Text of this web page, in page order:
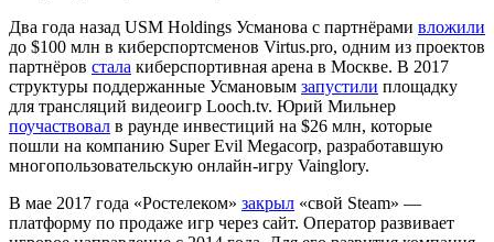
Два года назад USM Holdings Усманова с партнёрами вложили
до $100 млн в киберспортсменов Virtus.pro, одним из проектов
партнёров стала киберспортивная арена в Москве. В 2017
структуры поддержанные Усмановым запустили площадку
для трансляций видеоигр Looch.tv. Юрий Мильнер
поучаствовал в раунде инвестиций на $26 млн, которые
пошли на компанию Super Evil Megacorp, разработавшую
многопользовательскую онлайн-игру Vainglory.
В мае 2017 года «Ростелеком» закрыл «свой Steam» —
платформу по продаже игр через сайт. Оператор развивает